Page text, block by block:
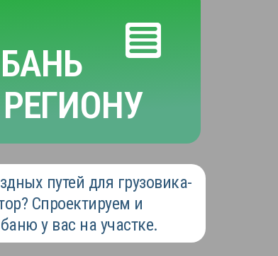
путей для грузовика-
Спроектируем и
у вас на участке.